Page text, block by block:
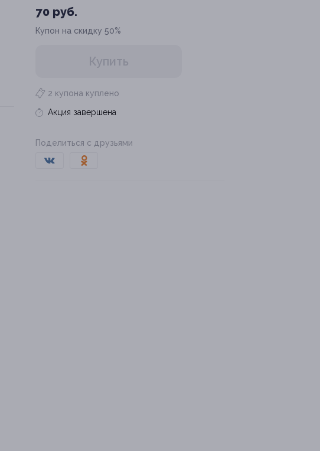
70 руб.
Купон на скидку 50%
Купить
2 купона куплено
Акция завершена
Поделиться с друзьями